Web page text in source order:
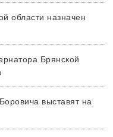
области назначен
Брянской
выставят на